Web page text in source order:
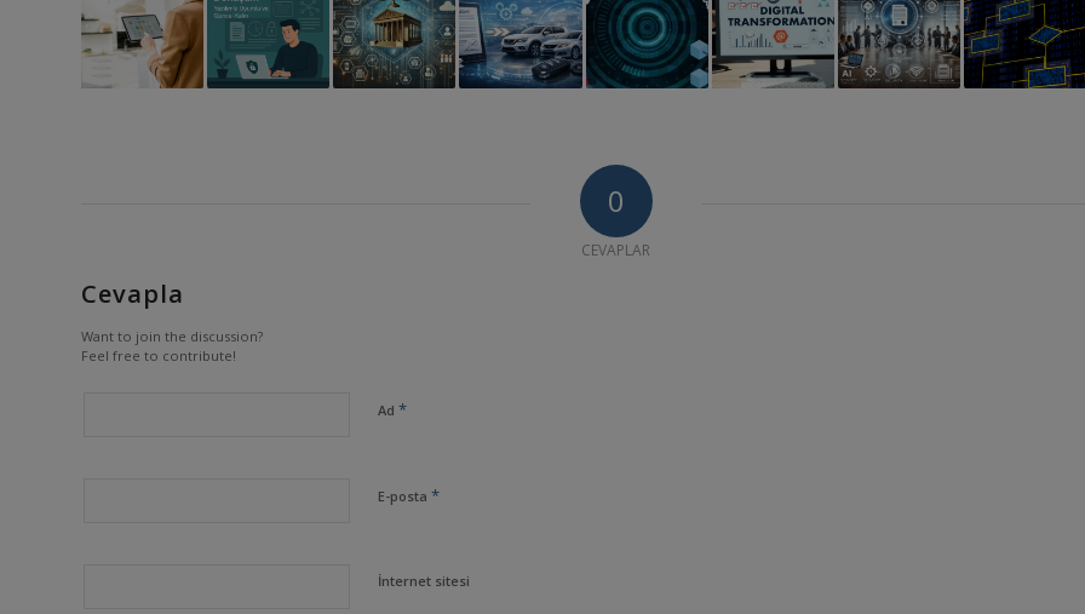
0
CEVAPLAR
Cevapla
Want to join the discussion?
Feel free to contribute!
Ad *
E-posta *
İnternet sitesi